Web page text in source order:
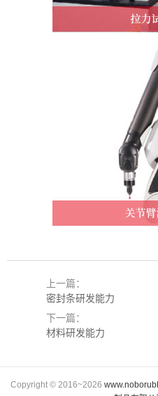
上一篇：
密封条研发能力
下一篇：
材料研发能力
Copyright © 2016~2026